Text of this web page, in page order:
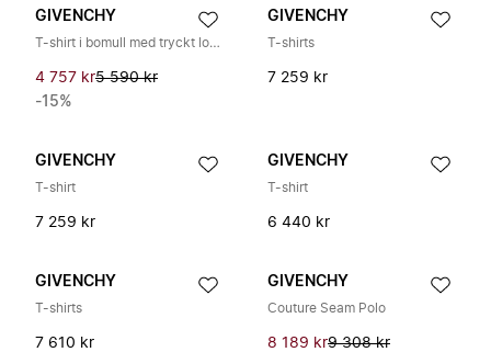
GIVENCHY
T-shirt i bomull med tryckt logotyp
4 757 kr5 590 kr
-15%
GIVENCHY
T-shirts
7 259 kr
GIVENCHY
T-shirt
7 259 kr
GIVENCHY
T-shirt
6 440 kr
GIVENCHY
T-shirts
7 610 kr
GIVENCHY
Couture Seam Polo
8 189 kr9 308 kr